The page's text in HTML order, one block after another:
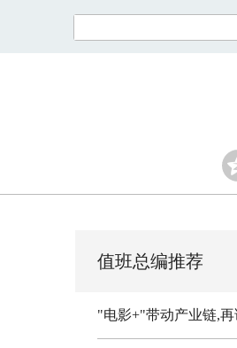
值班总编推荐
"电影+"带动产业链,